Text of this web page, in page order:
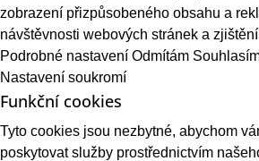
zobrazení přizpůsobeného obsahu a
návštěvnosti webových stránek a
Podrobné nastavení Odmítám
Nastavení soukromí
Funkční cookies
Tyto cookies jsou nezbytné, abychom
poskytovat služby prostřednictvím